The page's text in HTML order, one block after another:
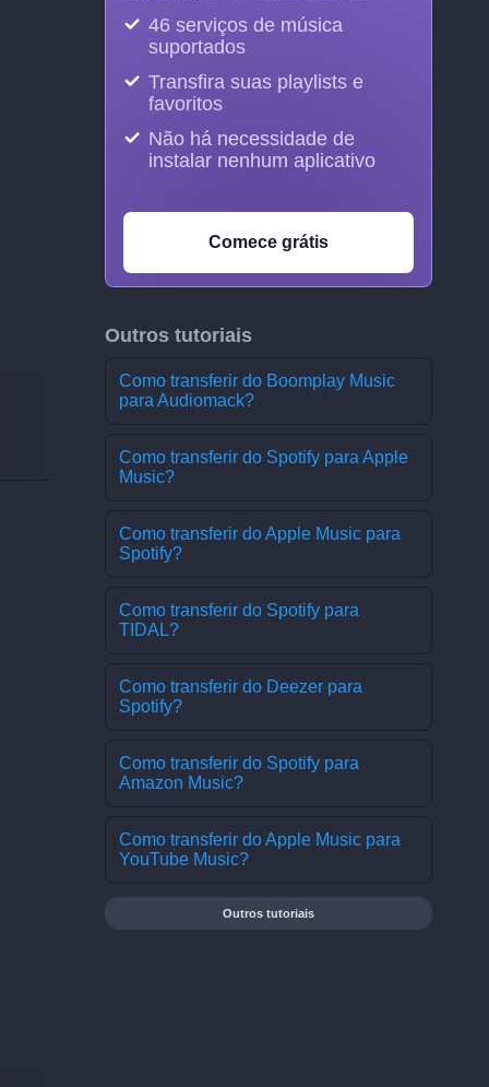
46 serviços de música
suportados
Transfira suas playlists e
favoritos
Não há necessidade de
instalar nenhum aplicativo
Comece grátis
Outros tutoriais
Como transferir do Boomplay Music
para Audiomack?
Como transferir do Spotify para Apple
Music?
Como transferir do Apple Music para
Spotify?
Como transferir do Spotify para
TIDAL?
Como transferir do Deezer para
Spotify?
Como transferir do Spotify para
Amazon Music?
Como transferir do Apple Music para
YouTube Music?
Outros tutoriais